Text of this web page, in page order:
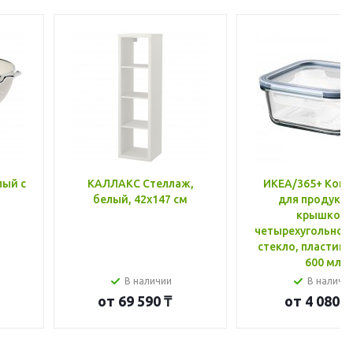
с
КАЛЛАКС Стеллаж,
белый, 42x147 см
В наличии
от 69 590 ₸
ИКЕА/365+
для
крышкой,
стекло, пластик
600 мл
В
от 4 080 ₸